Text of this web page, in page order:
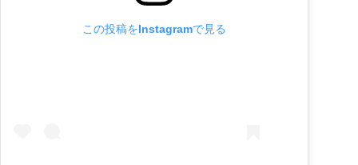
この投稿をInstagramで見る